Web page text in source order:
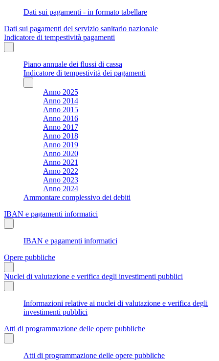
Dati sui pagamenti - in formato tabellare
Dati sui pagamenti del servizio sanitario nazionale
Indicatore di tempestività pagamenti
Piano annuale dei flussi di cassa
Indicatore di tempestività dei pagamenti
Anno 2025
Anno 2014
Anno 2015
Anno 2016
Anno 2017
Anno 2018
Anno 2019
Anno 2020
Anno 2021
Anno 2022
Anno 2023
Anno 2024
Ammontare complessivo dei debiti
IBAN e pagamenti informatici
IBAN e pagamenti informatici
Opere pubbliche
Nuclei di valutazione e verifica degli investimenti pubblici
Informazioni relative ai nuclei di valutazione e verifica degli
investimenti pubblici
Atti di programmazione delle opere pubbliche
Atti di programmazione delle opere pubbliche